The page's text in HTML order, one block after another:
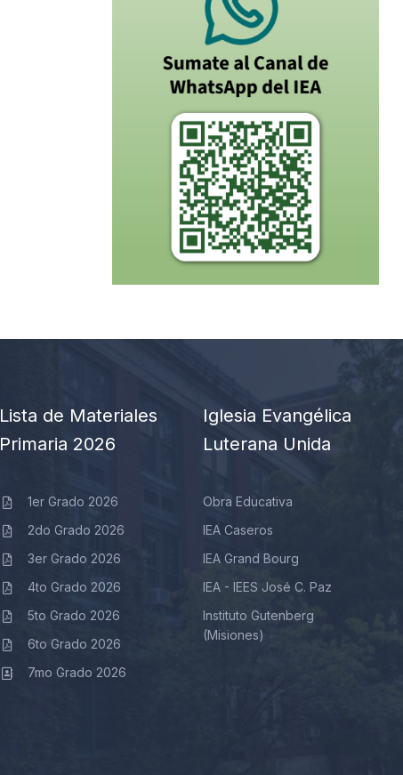
Lista de Materiales
Primaria 2026
1er Grado 2026
2do Grado 2026
3er Grado 2026
4to Grado 2026
5to Grado 2026
6to Grado 2026
7mo Grado 2026
Iglesia Evangélica
Luterana Unida
Obra Educativa
IEA Caseros
IEA Grand Bourg
IEA - IEES José C. Paz
Instituto Gutenberg
(Misiones)